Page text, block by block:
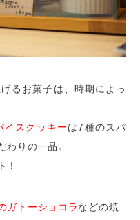
るお菓子は、時期によっ
イスクッキーは7種のスパ
わりの一品。
！
ガトーショコラなどの焼